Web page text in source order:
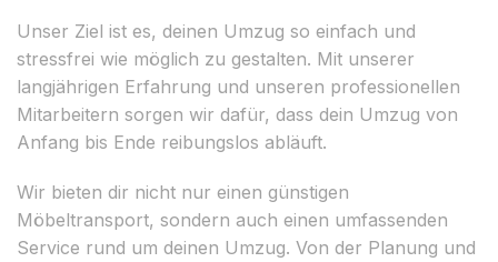
Unser Ziel ist es, deinen Umzug so einfach und
stressfrei wie möglich zu gestalten. Mit unserer
langjährigen Erfahrung und unseren professionellen
Mitarbeitern sorgen wir dafür, dass dein Umzug von
Anfang bis Ende reibungslos abläuft.
Wir bieten dir nicht nur einen günstigen
Möbeltransport, sondern auch einen umfassenden
Service rund um deinen Umzug. Von der Planung und